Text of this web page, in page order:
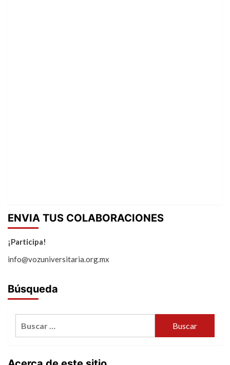
ENVIA TUS COLABORACIONES
¡Participa!
info@vozuniversitaria.org.mx
Búsqueda